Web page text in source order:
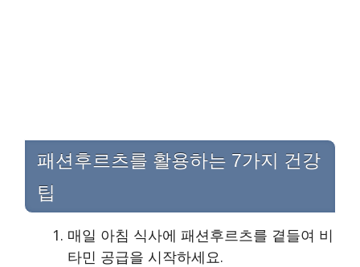
패션후르츠를 활용하는 7가지 건강
팁
매일 아침 식사에 패션후르츠를 곁들여 비
타민 공급을 시작하세요.